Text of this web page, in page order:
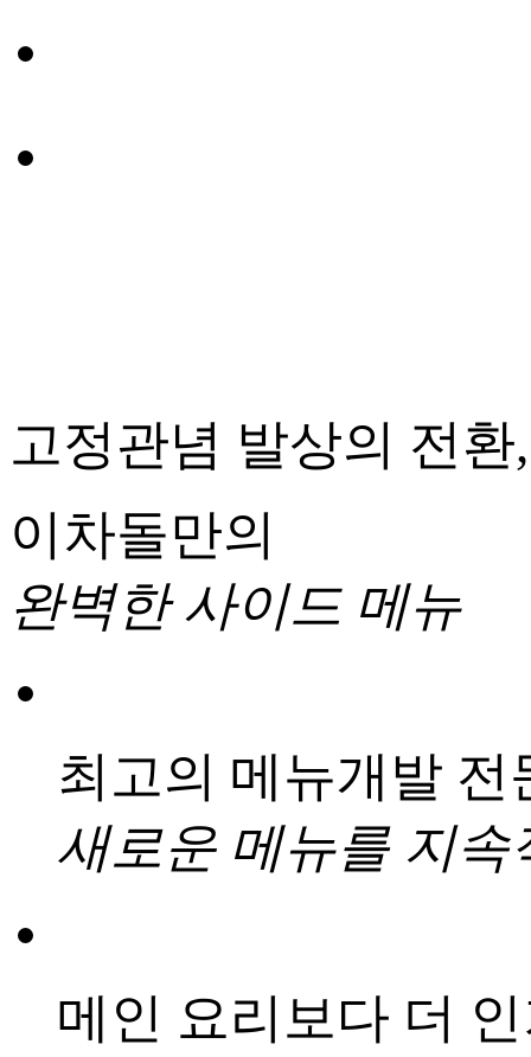
고정관념 발상의 전
이차돌만의
완벽한 사이드 메뉴
최고의 메뉴개발
새로운 메뉴를 지
메인 요리보다 더